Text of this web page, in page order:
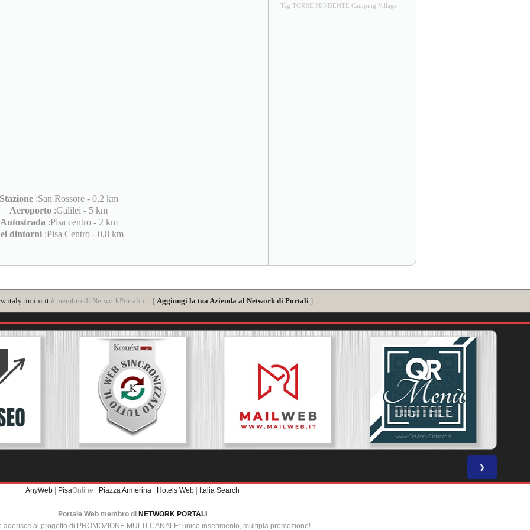
:San Rossore - 0,2 km
Aeroporto :Galilei - 5 km
Autostrada:Pisa centro - 2 km
dintorni :Pisa Centro - 0,8 km
Tag TORRE PENDENTE Camping Village
è membro di NetworkPortali.it | [ Aggiungi la tua Azienda al Network di Portali ]
❯
AnyWeb | PisaOnline | Piazza Armerina | Hotels Web | Italia Search
Portale Web membro di NETWORK PORTALI
aderisce al progetto di PROMOZIONE MULTI-CANALE: unico inserimento, multipla promozione!